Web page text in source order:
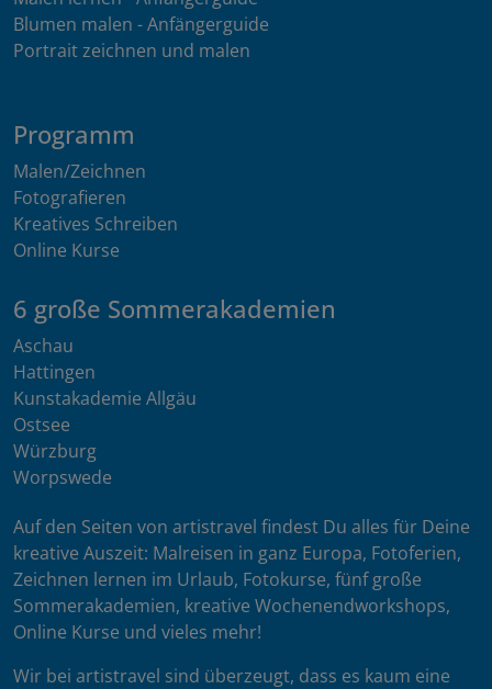
Blumen malen - Anfängerguide
Portrait zeichnen und malen
Programm
Malen/Zeichnen
Fotografieren
Kreatives Schreiben
Online Kurse
6 große Sommerakademien
Aschau
Hattingen
Kunstakademie Allgäu
Ostsee
Würzburg
Worpswede
Auf den Seiten von artistravel findest Du alles für Deine
kreative Auszeit: Malreisen in ganz Europa, Fotoferien,
Zeichnen lernen im Urlaub, Fotokurse, fünf große
Sommerakademien, kreative Wochenendworkshops,
Online Kurse und vieles mehr!
Wir bei artistravel sind überzeugt, dass es kaum eine